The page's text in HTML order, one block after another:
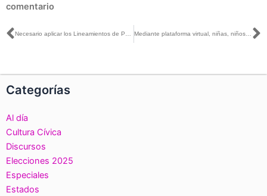
comentario
Ant Mediante plataforma virtual, niñas, niños y adolescentes de Colima celebraron las elecciones de Difusora/Difusor Municipal
Categorías
Al día
Cultura Cívica
Discursos
Elecciones 2025
Especiales
Estados